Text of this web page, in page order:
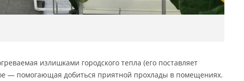
излишками городского тепла (его поставляет
— помогающая добиться приятной прохлады в помещениях.